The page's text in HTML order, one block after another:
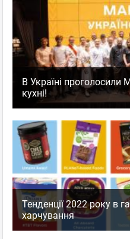
В Україні проголосили
кухні!
Тенденції 2022 року в
харчування